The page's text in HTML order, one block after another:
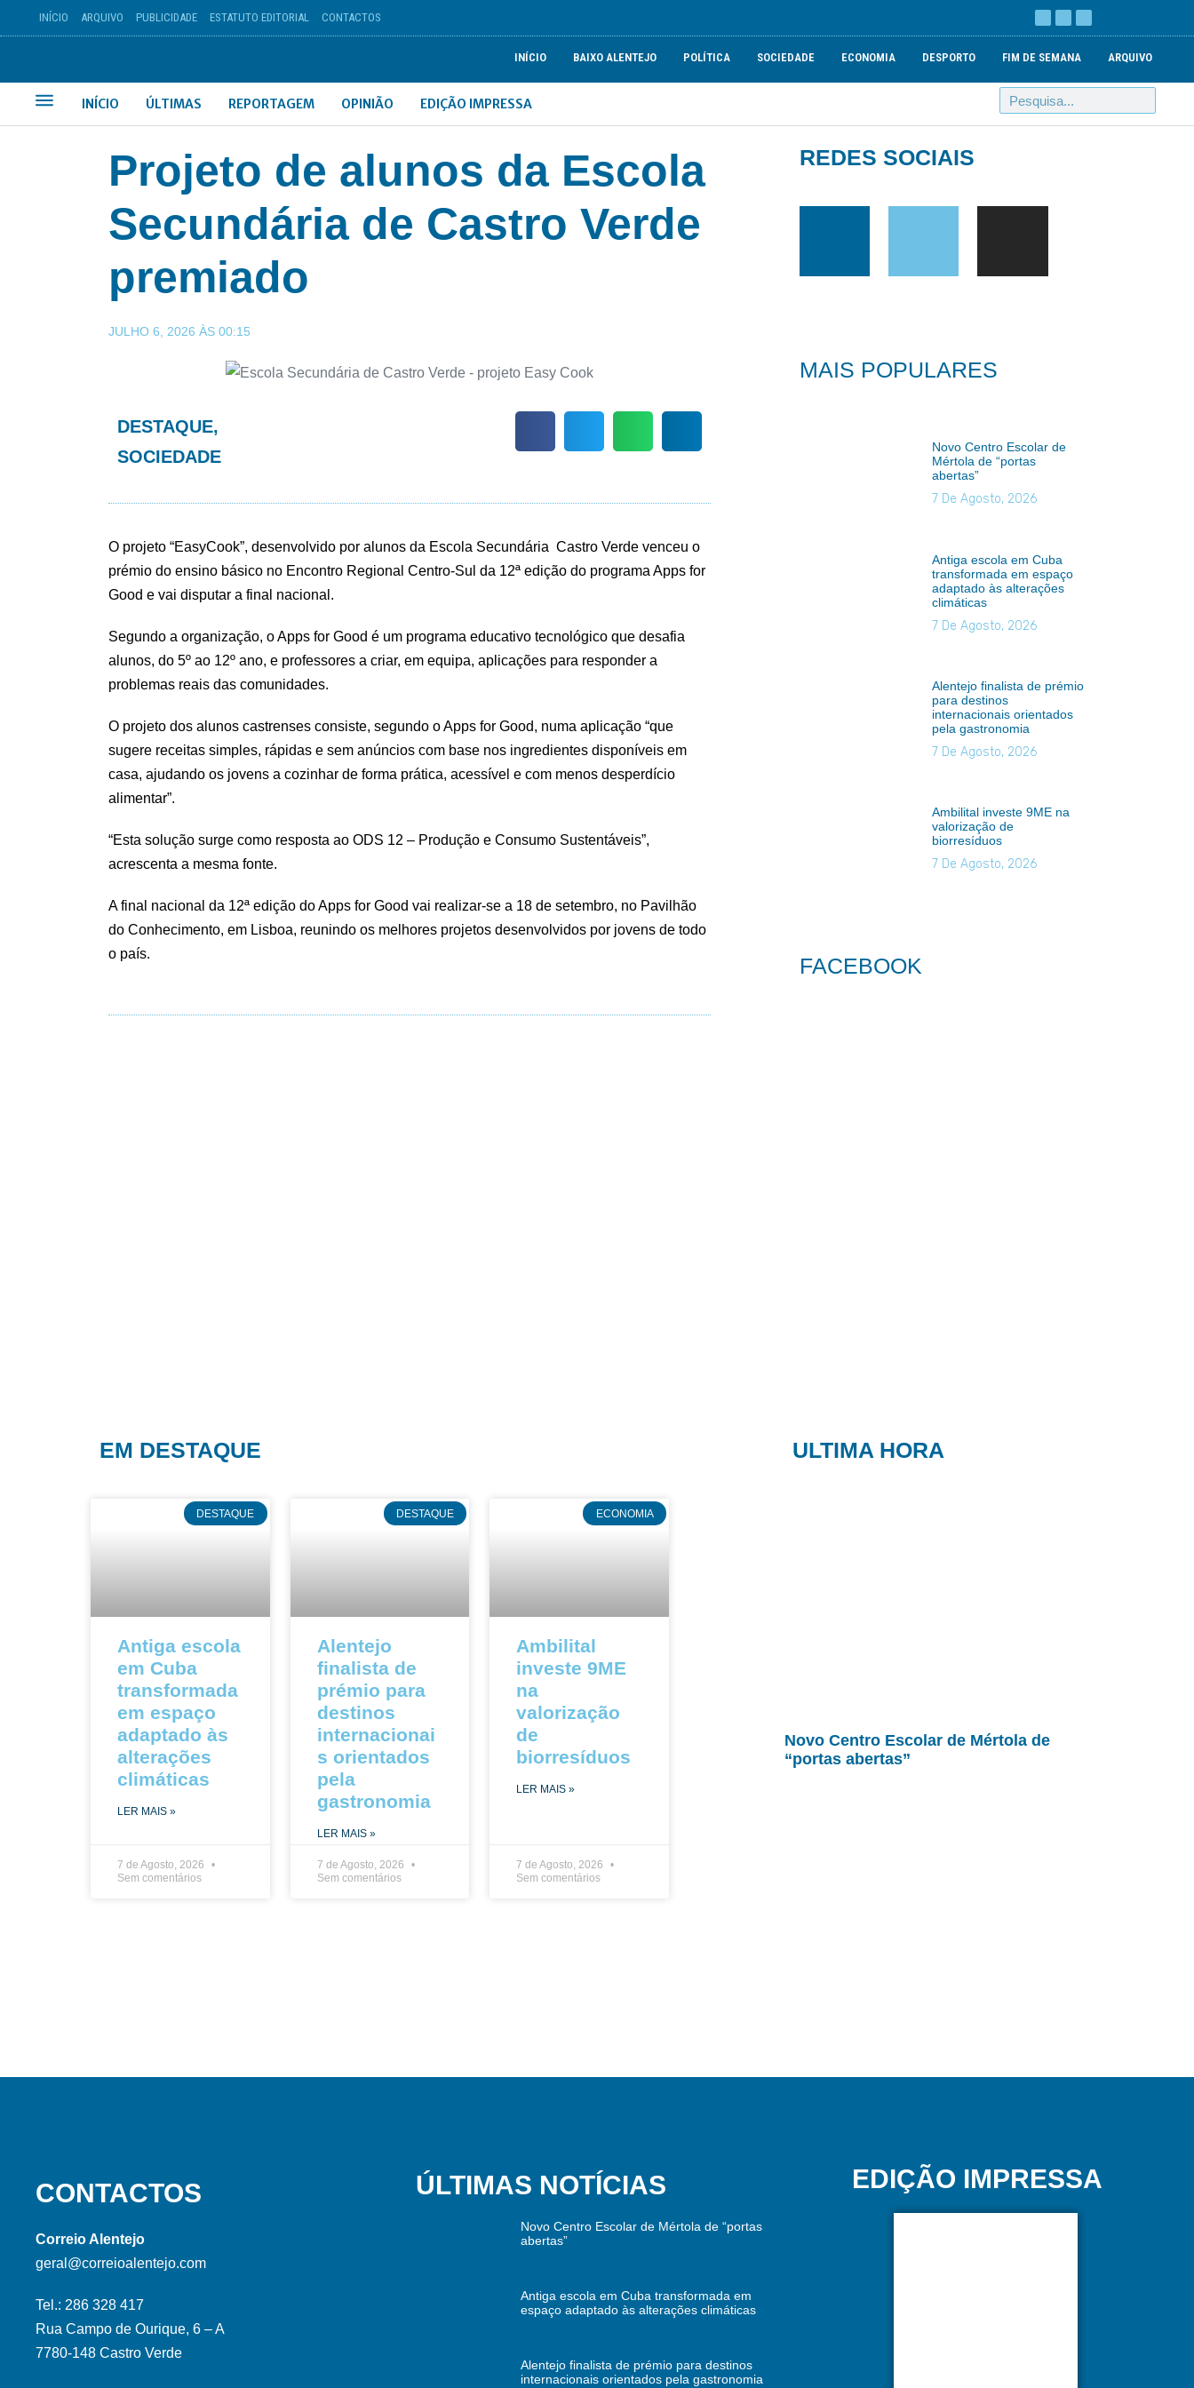
INÍCIO ARQUIVO PUBLICIDADE ESTATUTO EDITORIAL CONTACTOS
INÍCIO BAIXO ALENTEJO POLÍTICA SOCIEDADE ECONOMIA DESPORTO FIM DE SEMANA ARQUIVO
INÍCIO ÚLTIMAS REPORTAGEM OPINIÃO EDIÇÃO IMPRESSA
Projeto de alunos da Escola
Secundária de Castro Verde
premiado
JULHO 6, 2026 ÀS 00:15
DESTAQUE,
SOCIEDADE
O projeto “EasyCook”, desenvolvido por alunos da Escola Secundária Castro Verde venceu o
prémio do ensino básico no Encontro Regional Centro-Sul da 12ª edição do programa Apps for
Good e vai disputar a final nacional.
Segundo a organização, o Apps for Good é um programa educativo tecnológico que desafia
alunos, do 5º ao 12º ano, e professores a criar, em equipa, aplicações para responder a
problemas reais das comunidades.
O projeto dos alunos castrenses consiste, segundo o Apps for Good, numa aplicação “que
sugere receitas simples, rápidas e sem anúncios com base nos ingredientes disponíveis em
casa, ajudando os jovens a cozinhar de forma prática, acessível e com menos desperdício
alimentar”.
“Esta solução surge como resposta ao ODS 12 – Produção e Consumo Sustentáveis”,
acrescenta a mesma fonte.
A final nacional da 12ª edição do Apps for Good vai realizar-se a 18 de setembro, no Pavilhão
do Conhecimento, em Lisboa, reunindo os melhores projetos desenvolvidos por jovens de todo
o país.
REDES SOCIAIS
MAIS POPULARES
Novo Centro Escolar de
Mértola de “portas
abertas”
7 De Agosto, 2026
Antiga escola em Cuba
transformada em espaço
adaptado às alterações
climáticas
7 De Agosto, 2026
Alentejo finalista de prémio
para destinos
internacionais orientados
pela gastronomia
7 De Agosto, 2026
Ambilital investe 9ME na
valorização de
biorresíduos
7 De Agosto, 2026
FACEBOOK
EM DESTAQUE ULTIMA HORA
DESTAQUE
Antiga escola
em Cuba
transformada
em espaço
adaptado às
alterações
climáticas
LER MAIS »
7 de Agosto, 2026
Sem comentários
DESTAQUE
Alentejo
finalista de
prémio para
destinos
internacionai
s orientados
pela
gastronomia
LER MAIS »
7 de Agosto, 2026
Sem comentários
ECONOMIA
Ambilital
investe 9ME
na
valorização
de
biorresíduos
LER MAIS »
7 de Agosto, 2026
Sem comentários
Novo Centro Escolar de Mértola de
“portas abertas”
CONTACTOS
Correio Alentejo
geral@correioalentejo.com
Tel.: 286 328 417
Rua Campo de Ourique, 6 – A
7780-148 Castro Verde
ÚLTIMAS NOTÍCIAS
Novo Centro Escolar de Mértola de “portas
abertas”
Antiga escola em Cuba transformada em
espaço adaptado às alterações climáticas
Alentejo finalista de prémio para destinos
internacionais orientados pela gastronomia
EDIÇÃO IMPRESSA